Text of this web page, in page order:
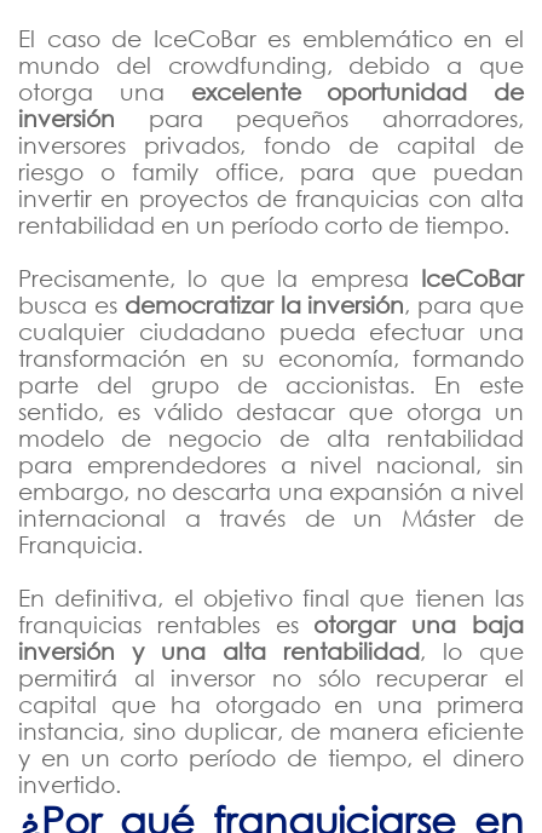
El caso de IceCoBar es emblemático en el
mundo del crowdfunding, debido a que
otorga una excelente oportunidad de
inversión para pequeños ahorradores,
inversores privados, fondo de capital de
riesgo o family office, para que puedan
invertir en proyectos de franquicias con alta
rentabilidad en un período corto de tiempo.
Precisamente, lo que la empresa IceCoBar
busca es democratizar la inversión, para que
cualquier ciudadano pueda efectuar una
transformación en su economía, formando
parte del grupo de accionistas. En este
sentido, es válido destacar que otorga un
modelo de negocio de alta rentabilidad
para emprendedores a nivel nacional, sin
embargo, no descarta una expansión a nivel
internacional a través de un Máster de
Franquicia.
En definitiva, el objetivo final que tienen las
franquicias rentables es otorgar una baja
inversión y una alta rentabilidad, lo que
permitirá al inversor no sólo recuperar el
capital que ha otorgado en una primera
instancia, sino duplicar, de manera eficiente
y en un corto período de tiempo, el dinero
invertido.
¿Por qué franquiciarse en